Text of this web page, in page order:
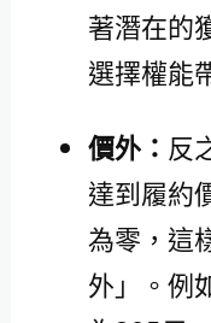
著潛在的
選擇權能
價外： 反
達到履約
為零，這
外」。例